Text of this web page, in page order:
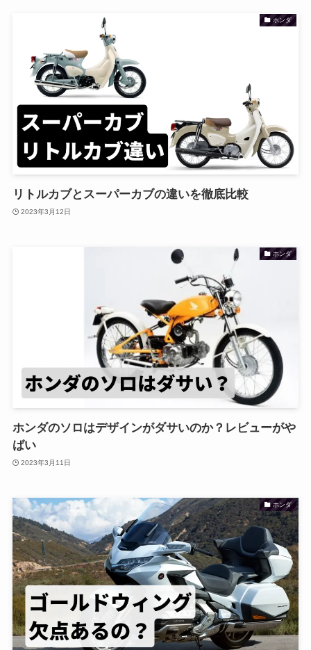
ホンダ
リトルカブとスーパーカブの違いを徹底比較
2023年3月12日
ホンダ
ホンダのソロはデザインがダサいのか？レビューがや
ばい
2023年3月11日
ホンダ